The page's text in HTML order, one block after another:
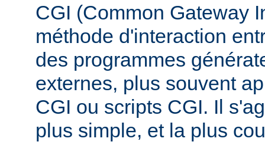
CGI (Common Gateway
méthode d'interaction
des programmes
externes, plus souvent
CGI ou scripts CGI. Il
plus simple, et la plus